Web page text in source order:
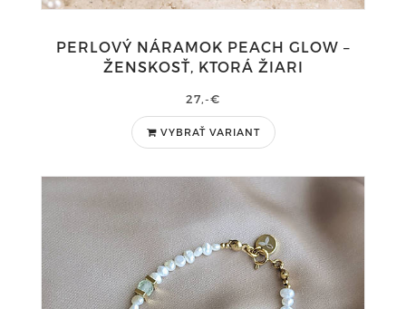
PERLOVÝ NÁRAMOK PEACH GLOW –
ŽENSKOSŤ, KTORÁ ŽIARI
27,-€
VYBRAŤ VARIANT